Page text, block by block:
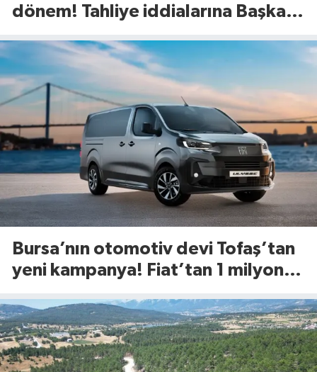
dönem! Tahliye iddialarına Başkan
Bursa’nın otomotiv devi Tofaş’tan
yeni kampanya! Fiat’tan 1 milyon